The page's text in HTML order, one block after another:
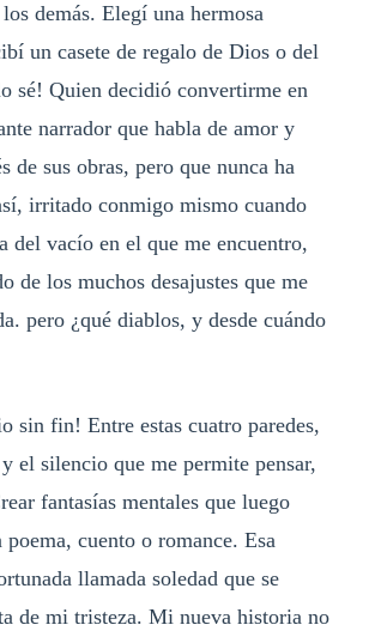
demás. Elegí una hermosa
un casete de regalo de Dios o del
sé! Quien decidió convertirme en
narrador que habla de amor y
de sus obras, pero que nunca ha
irritado conmigo mismo cuando
del vacío en el que me encuentro,
de los muchos desajustes que me
pero ¿qué diablos, y desde cuándo
sin fin! Entre estas cuatro paredes,
el silencio que me permite pensar,
fantasías mentales que luego
cuento o romance. Esa
llamada soledad que se
de mi tristeza. Mi nueva historia no